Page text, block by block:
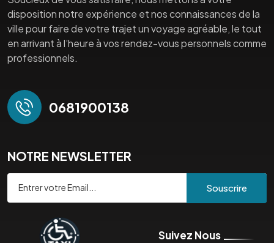
disposition notre expérience et nos connaissances de la
ville pour faire de votre trajet un voyage agréable, le tout
en arrivant à l’heure à vos rendez-vous personnels comme
professionnels.
0681900138
NOTRE NEWSLETTER
Souscrire
Suivez Nous